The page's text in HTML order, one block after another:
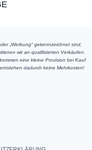
„Werbung“ gekennzeichnet sind,
wir an qualifizierten Verkäufen.
eine kleine Provision bei Kauf
dadurch keine Mehrkosten!